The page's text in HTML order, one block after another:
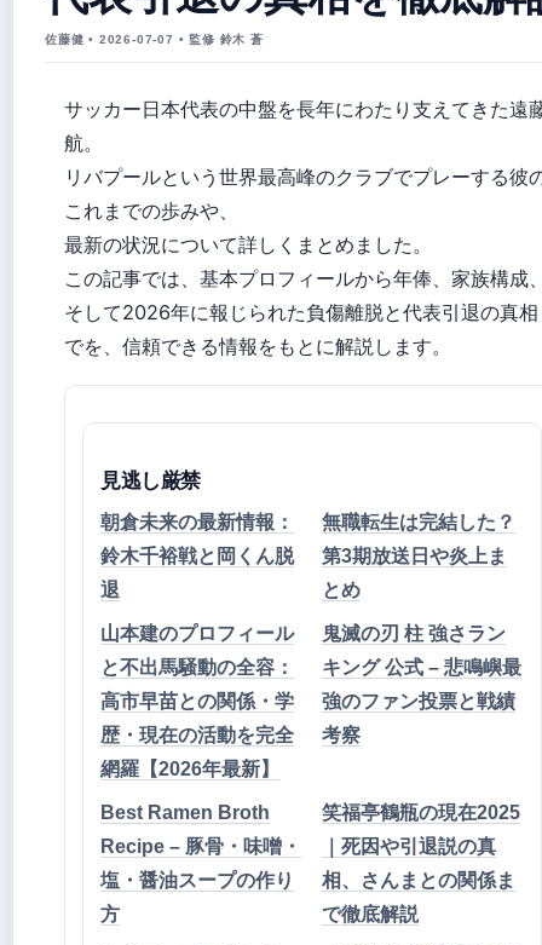
佐藤健 • 2026-07-07 • 監修 鈴木 蒼
サッカー日本代表の中盤を長年にわたり支えてきた遠
航。
リバプールという世界最高峰のクラブでプレーする彼
これまでの歩みや、
最新の状況について詳しくまとめました。
この記事では、基本プロフィールから年俸、家族構成
そして2026年に報じられた負傷離脱と代表引退の真
でを、信頼できる情報をもとに解説します。
見逃し厳禁
朝倉未来の最新情報：
鈴木千裕戦と岡くん脱
退
無職転生は完結した？
第3期放送日や炎上ま
とめ
山本建のプロフィール
と不出馬騒動の全容：
高市早苗との関係・学
歴・現在の活動を完全
網羅【2026年最新】
鬼滅の刃 柱 強さラン
キング 公式 – 悲鳴嶼最
強のファン投票と戦績
考察
Best Ramen Broth
Recipe – 豚骨・味噌・
塩・醤油スープの作り
方
笑福亭鶴瓶の現在2025
｜死因や引退説の真
相、さんまとの関係ま
で徹底解説